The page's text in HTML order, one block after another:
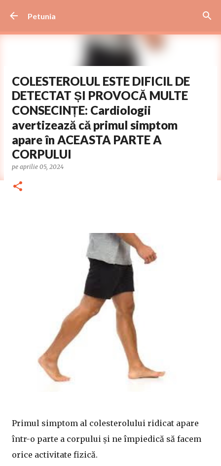
Petunia
COLESTEROLUL ESTE DIFICIL DE
DETECTAT ȘI PROVOCĂ MULTE
CONSECINȚE: Cardiologii
avertizează că primul simptom
apare în ACEASTA PARTE A
CORPULUI
pe aprilie 05, 2024
Primul simptom al colesterolului ridicat apare
într-o parte a corpului și ne împiedică să facem
orice activitate fizică.